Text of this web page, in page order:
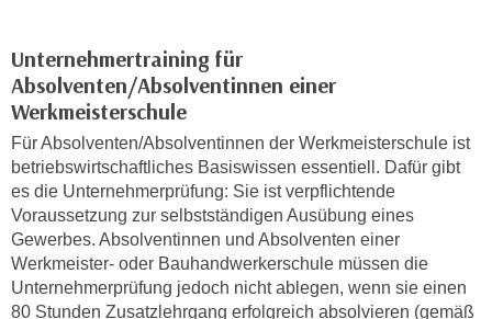
Unternehmertraining für
Absolventen/Absolventinnen einer
Werkmeisterschule
Für Absolventen/Absolventinnen der Werkmeisterschule ist
betriebswirtschaftliches Basiswissen essentiell. Dafür gibt
es die Unternehmerprüfung: Sie ist verpflichtende
Voraussetzung zur selbstständigen Ausübung eines
Gewerbes. Absolventinnen und Absolventen einer
Werkmeister- oder Bauhandwerkerschule müssen die
Unternehmerprüfung jedoch nicht ablegen, wenn sie einen
80 Stunden Zusatzlehrgang erfolgreich absolvieren (gemäß
n
z
u
z
e
i
g
e
n
.
r
c
h
d
i
e
C
o
o
k